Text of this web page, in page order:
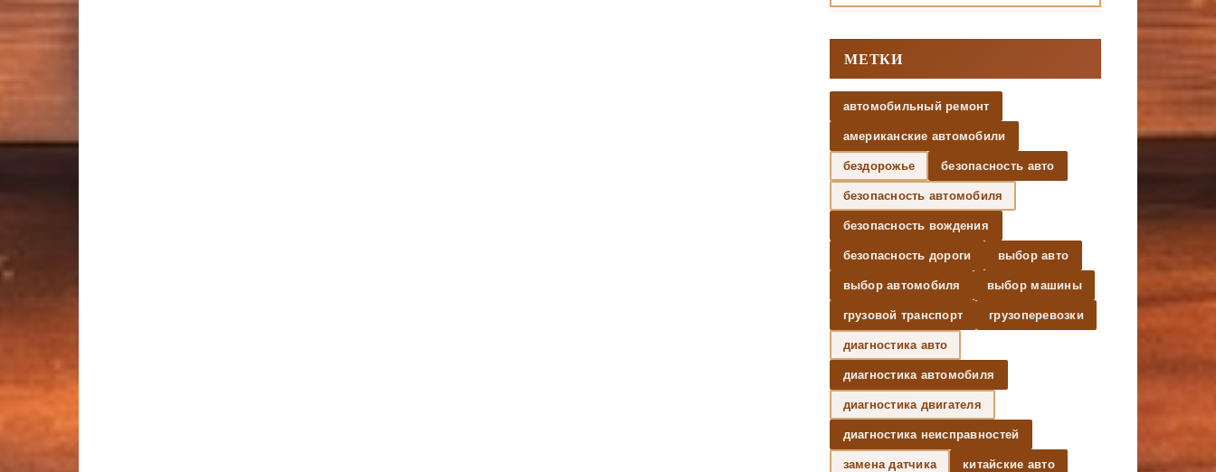
МЕТКИ
автомобильный ремонт
американские автомобили
бездорожье безопасность авто
безопасность автомобиля
безопасность вождения
безопасность дороги выбор авто
выбор автомобиля выбор машины
грузовой транспорт грузоперевозки
диагностика авто
диагностика автомобиля
диагностика двигателя
диагностика неисправностей
замена датчика китайские авто